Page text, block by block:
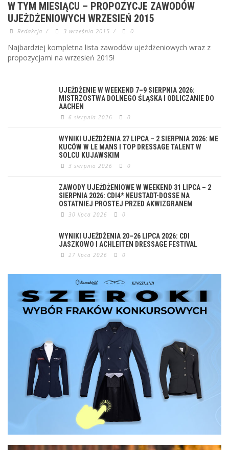
W TYM MIESIĄCU – PROPOZYCJE ZAWODÓW
UJEŻDŻENIOWYCH WRZESIEŃ 2015
Redakcja / 3 września 2015 / 0
Najbardziej kompletna lista zawodów ujeżdżeniowych wraz z
propozycjami na wrzesień 2015!
UJEŻDŻENIE W WEEKEND 7–9 SIERPNIA 2026:
MISTRZOSTWA DOLNEGO ŚLĄSKA I ODLICZANIE DO
AACHEN
6 sierpnia 2026 0
WYNIKI UJEŻDŻENIA 27 LIPCA – 2 SIERPNIA 2026: ME
KUCÓW W LE MANS I TOP DRESSAGE TALENT W
SOLCU KUJAWSKIM
3 sierpnia 2026 0
ZAWODY UJEŻDŻENIOWE W WEEKEND 31 LIPCA – 2
SIERPNIA 2026: CDI4* NEUSTADT-DOSSE NA
OSTATNIEJ PROSTEJ PRZED AKWIZGRANEM
30 lipca 2026 0
WYNIKI UJEŻDŻENIA 20–26 LIPCA 2026: CDI
JASZKOWO I ACHLEITEN DRESSAGE FESTIVAL
27 lipca 2026 0